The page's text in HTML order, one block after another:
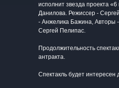
исполнит звезда проекта
Данилова. Режиссер -
- Анжелика Бажина, Авторы
Сергей Пелипас.
Продолжительность
антракта.
Спектакль будет интересен